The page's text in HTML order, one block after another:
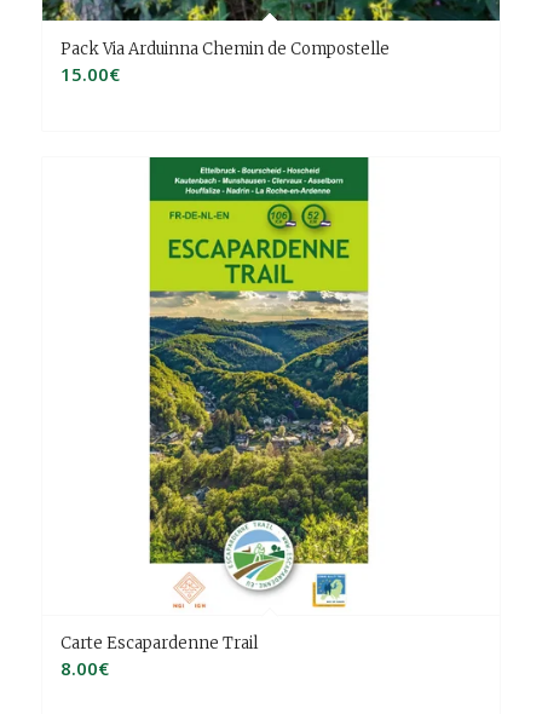
Pack Via Arduinna Chemin de Compostelle
15.00€
Carte Escapardenne Trail
8.00€